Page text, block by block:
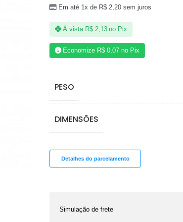
Em até 1x de R$ 2,20 sem juros
À vista R$2,13 no Pix
Economize R$ 0,07 no Pix
PESO
DIMENSÕES
Detalhes do parcelamento
Simulação de frete